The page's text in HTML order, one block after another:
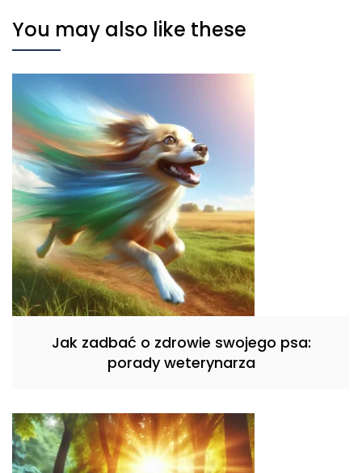
You may also like these
Jak zadbać o zdrowie swojego psa:
porady weterynarza